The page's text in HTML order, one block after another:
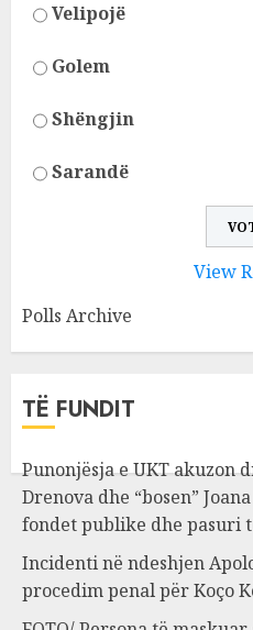
Velipojë
Golem
Shëngjin
Sarandë
View
Polls Archive
TË FUNDIT
Punonjësja e UKT akuzon
Drenova dhe “bosen”
fondet publike dhe pasuri
Incidenti në ndeshjen
procedim penal për Koço